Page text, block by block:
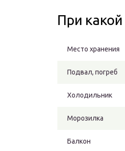
При
Место хранения
Подвал, погреб
Холодильник
Морозилка
Балкон